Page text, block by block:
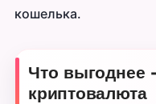
кошелька.
Что выгоднее
криптовалюта